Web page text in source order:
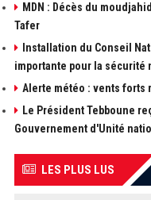
MDN : Décès du
Tafer
Installation du Conseil
importante pour la sécurité
Alerte météo : vents forts
Le Président Tebboune
Gouvernement d'Unité
LES PLUS LUS